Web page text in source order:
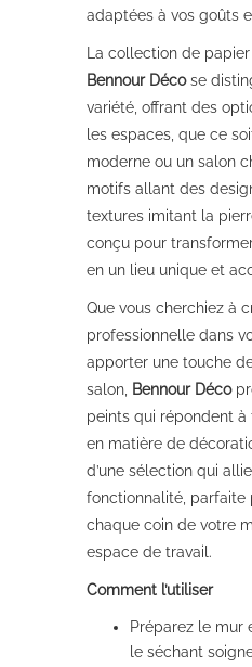
adaptées à vos goûts
La collection de
Bennour Décose
variété, offrant des
les espaces, que ce
moderne ou un salon
motifs allant des
textures imitant la
conçu pour
en un lieu unique et
Que vous cherchiez à
professionnelle dans
apporter une touche
salon, Bennour Déco
peints qui répondent
en matière de
d’une sélection qui
fonctionnalité, parfaite
chaque coin de votre
espace de travail.
Comment l’utiliser
Préparez le mur
le séchant